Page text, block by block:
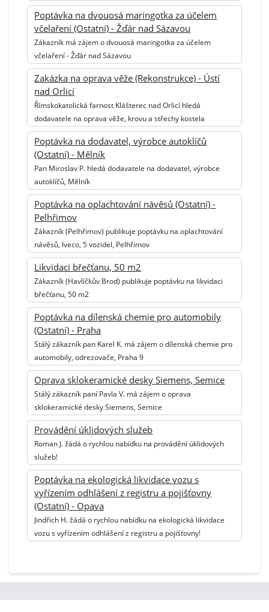
Poptávka na dvouosá maringotka za účelem
včelaření (Ostatní) - Žďár nad Sázavou
Zákazník má zájem o dvouosá maringotka za účelem
včelaření - Žďár nad Sázavou
Zakázka na oprava věže (Rekonstrukce) - Ústí
nad Orlicí
Římskokatolická farnost Klášterec nad Orlicí hledá
dodavatele na oprava věže, krovu a střechy kostela
Poptávka na dodavatel, výrobce autoklíčů
(Ostatní) - Mělník
Pan Miroslav P. hledá dodavatele na dodavatel, výrobce
autoklíčů, Mělník
Poptávka na oplachtování návěsů (Ostatní) -
Pelhřimov
Zákazník (Pelhřimov) publikuje poptávku na oplachtování
návěsů, Iveco, 5 vozidel, Pelhřimov
Likvidaci břečťanu, 50 m2
Zákazník (Havlíčkův Brod) publikuje poptávku na likvidaci
břečťanu, 50 m2
Poptávka na dílenská chemie pro automobily
(Ostatní) - Praha
Stálý zákazník pan Karel K. má zájem o dílenská chemie pro
automobily, odrezovače, Praha 9
Oprava sklokeramické desky Siemens, Semice
Stálý zákazník paní Pavla V. má zájem o oprava
sklokeramické desky Siemens, Semice
Provádění úklidových služeb
Roman J. žádá o rychlou nabídku na provádění úklidových
služeb!
Poptávka na ekologická likvidace vozu s
vyřízením odhlášení z registru a pojišťovny
(Ostatní) - Opava
Jindřich H. žádá o rychlou nabídku na ekologická likvidace
vozu s vyřízením odhlášení z registru a pojišťovny!